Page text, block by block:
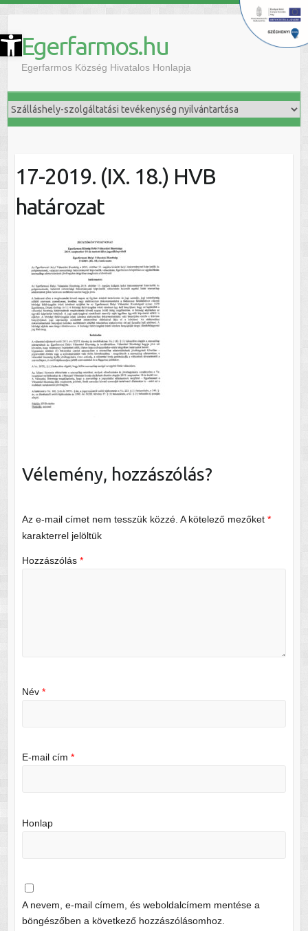
Eszköztár megnyitása Egerfarmos.hu
Egerfarmos Község Hivatalos Honlapja
17-2019. (IX. 18.) HVB
határozat
Vélemény, hozzászólás?
Az e-mail címet nem tesszük közzé. A kötelező mezőket *
karakterrel jelöltük
Hozzászólás *
Név *
E-mail cím *
Honlap
A nevem, e-mail címem, és weboldalcímem mentése a
böngészőben a következő hozzászólásomhoz.